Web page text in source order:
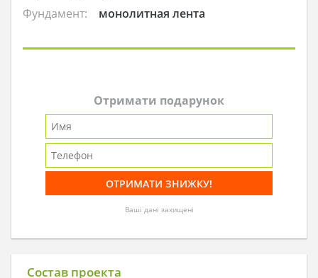
Фундамент:
монолитная лента
Отримати подарунок
Ваші дані захищені
Состав проекта